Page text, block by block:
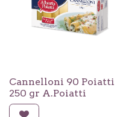
Cannelloni 90 Poiatti
250 gr A.Poiatti